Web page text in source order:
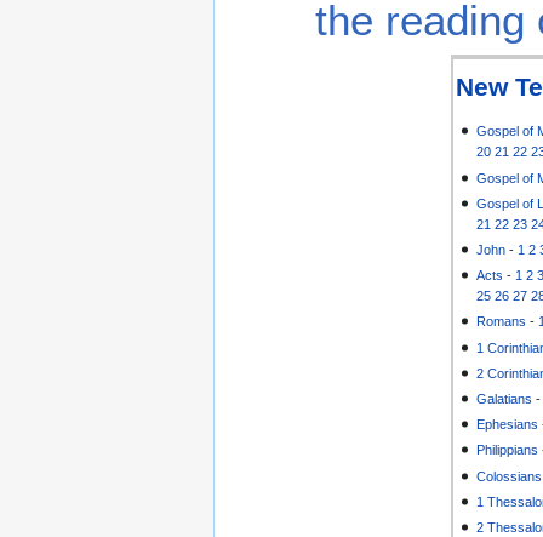
the reading
New
Gospel of
20 21 22
Gospel of
Gospel of
21 22 23
John - 1 2
Acts - 1 2
25 26 27
Romans -
1
2
Galatians
Ephesians
Philippians
Colossians
1
2